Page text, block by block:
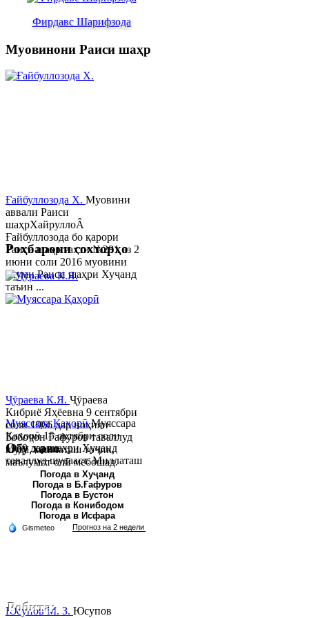
Фирдавс Шарифзода
Муовинони Раиси шаҳр
Ғайбуллозода Х. Муовини
аввали Раиси
шаҳрХайруллоÂ
Ғайбуллозода бо қарори
Раиси шаҳр таҳти №281 аз 2
июни соли 2016 муовини
якуми Раиси шаҳри Хуҷанд
таъин ...
Муяссара ҚаҳорӣМуяссара
Қаҳорӣ 15 октябри соли
1979 дар шаҳри Хуҷанд
таваллуд шудааст. Миллаташ
тоҷик. Маълумот олӣ. Соли
2002 Донишгоҳи давлатии
Хуҷанд ба...
Роҳбарони сохторҳо
Ҷӯраева К.Я. Ҷӯраева
Кибриё Яҳёевна 9 сентябри
соли 1966 дар ноҳияи
Бобоҷон Ғафуров таваллуд
шуда, миллаташ тоҷик,
маълумот олӣ мебошад.
Соли 1997 Донишг...
Юсупов М. З. Юсупов
Обу хаво
Погода в Хуҷанд
Погода в Б.Ғафуров
Погода в Бустон
Погода в Конибодом
Погода в Исфара
Робита: